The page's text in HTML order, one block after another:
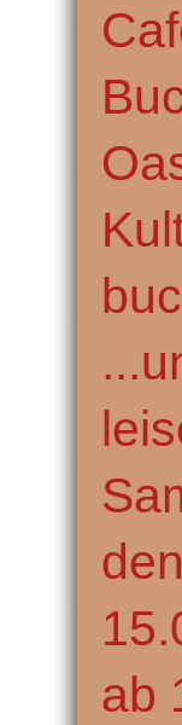
den
ab